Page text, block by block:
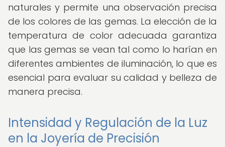
naturales y permite una observación precisa
de los colores de las gemas. La elección de la
temperatura de color adecuada garantiza
que las gemas se vean tal como lo harían en
diferentes ambientes de iluminación, lo que es
esencial para evaluar su calidad y belleza de
manera precisa.
Intensidad y Regulación de la Luz
en la Joyería de Precisión